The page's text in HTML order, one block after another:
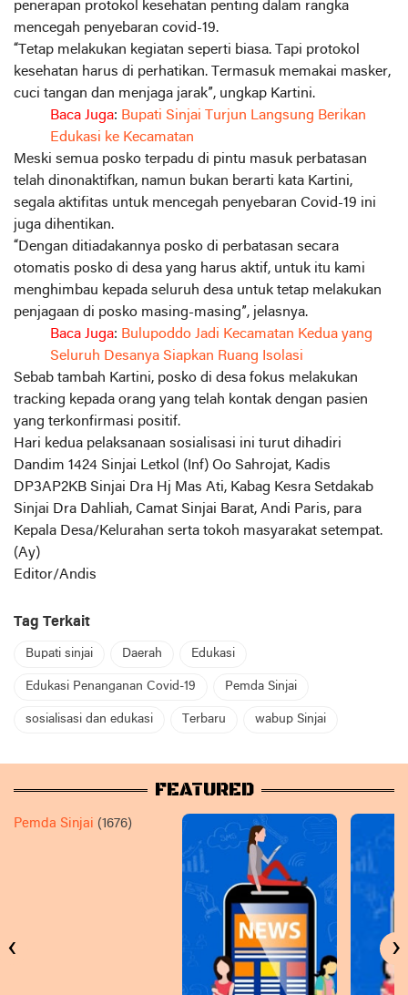
penerapan protokol kesehatan penting dalam rangka
mencegah penyebaran covid-19.
“Tetap melakukan kegiatan seperti biasa. Tapi protokol
kesehatan harus di perhatikan. Termasuk memakai masker,
cuci tangan dan menjaga jarak”, ungkap Kartini.
Baca Juga: Bupati Sinjai Turjun Langsung Berikan
Edukasi ke Kecamatan
Meski semua posko terpadu di pintu masuk perbatasan
telah dinonaktifkan, namun bukan berarti kata Kartini,
segala aktifitas untuk mencegah penyebaran Covid-19 ini
juga dihentikan.
“Dengan ditiadakannya posko di perbatasan secara
otomatis posko di desa yang harus aktif, untuk itu kami
menghimbau kepada seluruh desa untuk tetap melakukan
penjagaan di posko masing-masing”, jelasnya.
Baca Juga: Bulupoddo Jadi Kecamatan Kedua yang
Seluruh Desanya Siapkan Ruang Isolasi
Sebab tambah Kartini, posko di desa fokus melakukan
tracking kepada orang yang telah kontak dengan pasien
yang terkonfirmasi positif.
Hari kedua pelaksanaan sosialisasi ini turut dihadiri
Dandim 1424 Sinjai Letkol (Inf) Oo Sahrojat, Kadis
DP3AP2KB Sinjai Dra Hj Mas Ati, Kabag Kesra Setdakab
Sinjai Dra Dahliah, Camat Sinjai Barat, Andi Paris, para
Kepala Desa/Kelurahan serta tokoh masyarakat setempat.
(Ay)
Editor/Andis
Tag Terkait
Bupati sinjai Daerah Edukasi
Edukasi Penanganan Covid-19 Pemda Sinjai
sosialisasi dan edukasi Terbaru wabup Sinjai
FEATURED
Pemda Sinjai (1676)
‹ ›